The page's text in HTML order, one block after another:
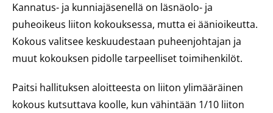
Kannatus- ja kunniajäsenellä on läsnäolo- ja
puheoikeus liiton kokouksessa, mutta ei äänioikeutta.
Kokous valitsee keskuudestaan puheenjohtajan ja
muut kokouksen pidolle tarpeelliset toimihenkilöt.
Paitsi hallituksen aloitteesta on liiton ylimääräinen
kokous kutsuttava koolle, kun vähintään 1/10 liiton